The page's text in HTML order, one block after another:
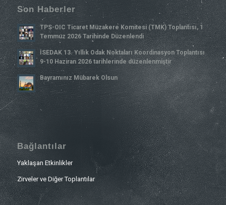
Son Haberler
TPS-OIC Ticaret Müzakere Komitesi (TMK) Toplantısı, 1
Temmuz 2026 Tarihinde Düzenlendi
İSEDAK 13. Yıllık Odak Noktaları Koordinasyon Toplantısı
9-10 Haziran 2026 tarihlerinde düzenlenmiştir
Bayramınız Mübarek Olsun
Bağlantılar
Yaklaşan Etkinlikler
Zirveler ve Diğer Toplantılar